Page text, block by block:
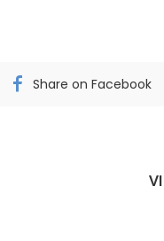
Share on Facebook